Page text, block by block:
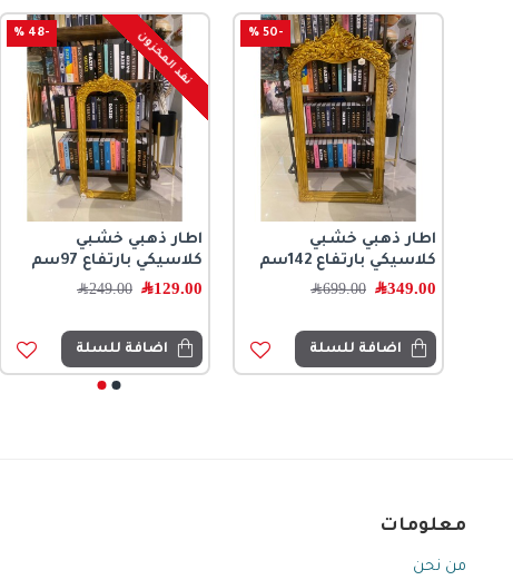
-50 %
اطار ذهبي خشبي
كلاسيكي بارتفاع 142سم
349.00﷼ 699.00﷼
اضافة للسلة
-48 % نفذ المخزون
اطار ذهبي خشبي
كلاسيكي بارتفاع 97سم
129.00﷼ 249.00﷼
اضافة للسلة
معلومات
من نحن